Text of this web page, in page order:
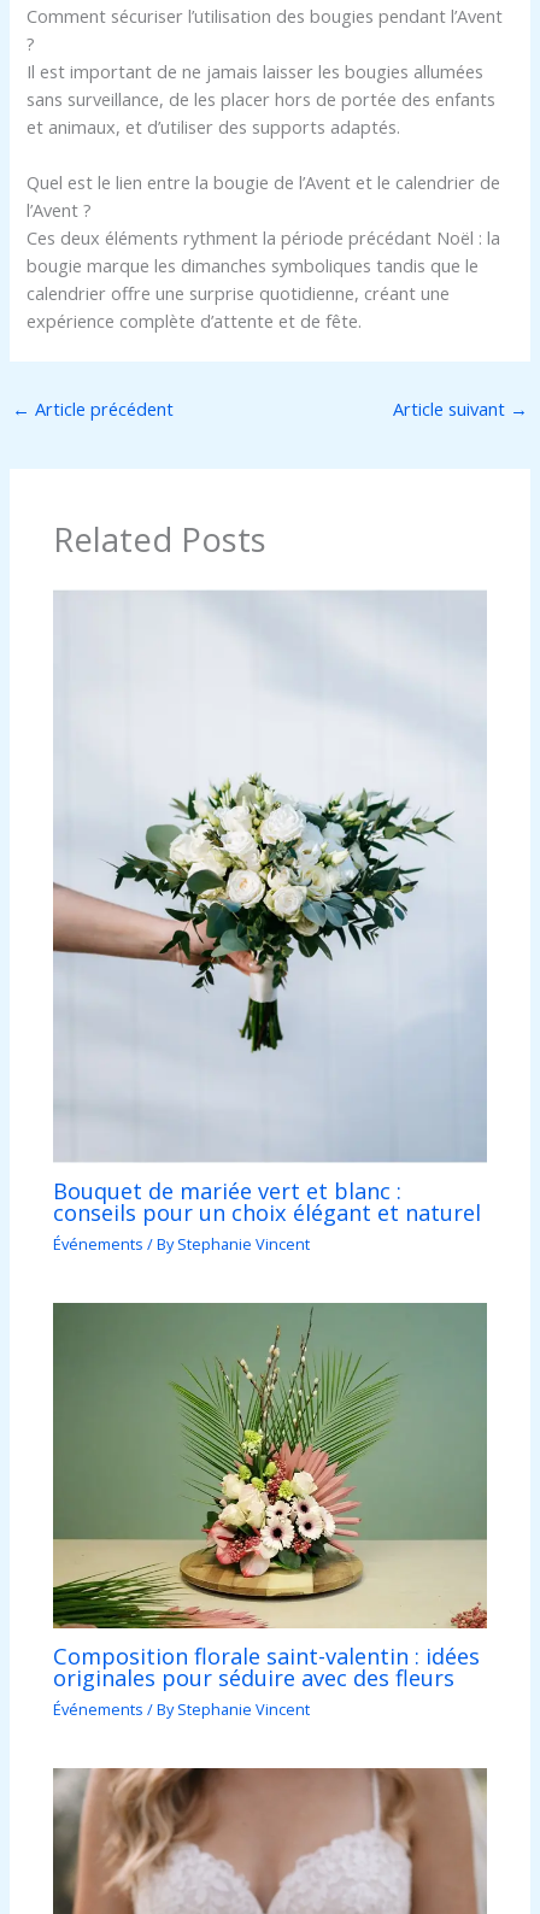
Comment sécuriser l’utilisation des bougies pendant l’Avent
?
Il est important de ne jamais laisser les bougies allumées
sans surveillance, de les placer hors de portée des enfants
et animaux, et d’utiliser des supports adaptés.
Quel est le lien entre la bougie de l’Avent et le calendrier de
l’Avent ?
Ces deux éléments rythment la période précédant Noël : la
bougie marque les dimanches symboliques tandis que le
calendrier offre une surprise quotidienne, créant une
expérience complète d’attente et de fête.
← Article précédent Article suivant →
Related Posts
Bouquet de mariée vert et blanc :
conseils pour un choix élégant et naturel
Événements / ByStephanie Vincent
Composition florale saint-valentin : idées
originales pour séduire avec des fleurs
Événements / ByStephanie Vincent